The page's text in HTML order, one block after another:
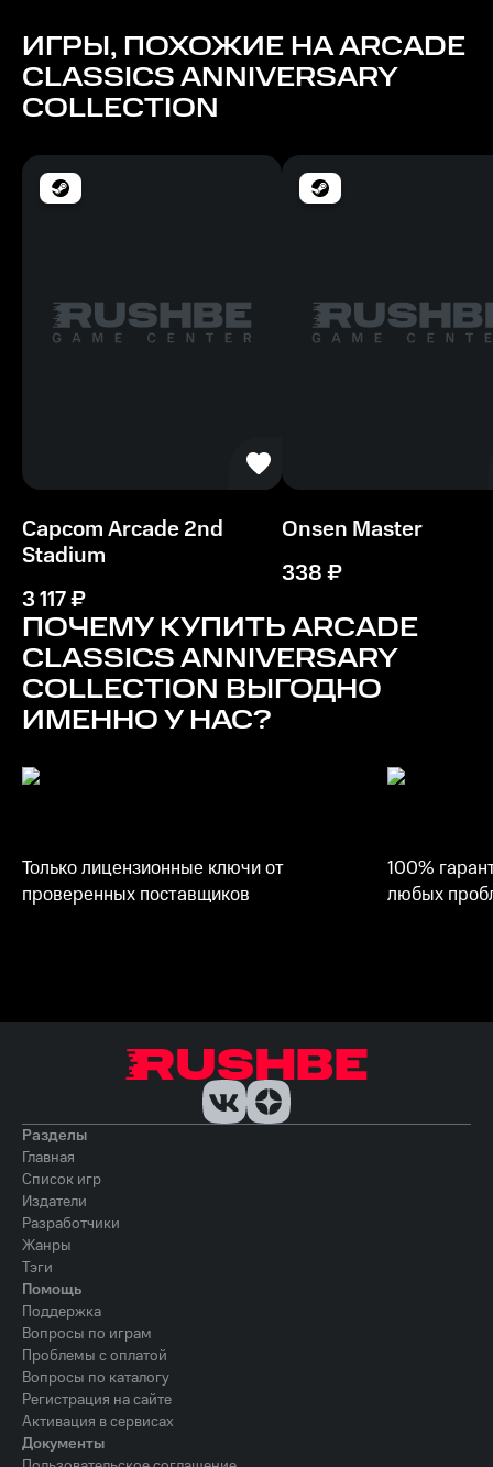
ИГРЫ, ПОХОЖИЕ НА ARCADE
CLASSICS ANNIVERSARY
COLLECTION
Capcom Arcade 2nd
Stadium
3 117₽
Onsen Master
338₽
ПОЧЕМУ КУПИТЬARCADE
CLASSICS ANNIVERSARY
COLLECTION ВЫГОДНО
ИМЕННО У НАС?
Только лицензионные ключи от
проверенных поставщиков
100%
любых
Разделы
Главная
Список игр
Издатели
Разработчики
Жанры
Тэги
Помощь
Поддержка
Вопросы по играм
Проблемы с оплатой
Вопросы по каталогу
Регистрация на сайте
Активация в сервисах
Документы